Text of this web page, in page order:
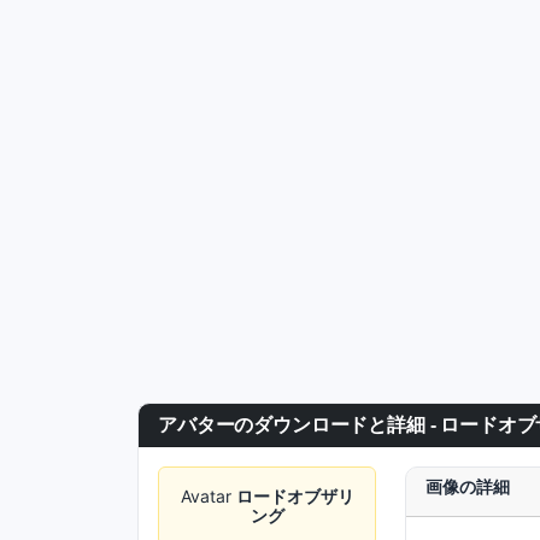
アバターのダウンロードと詳細 - ロードオ
Avatar ロードオブザリ
ング
画像の詳細